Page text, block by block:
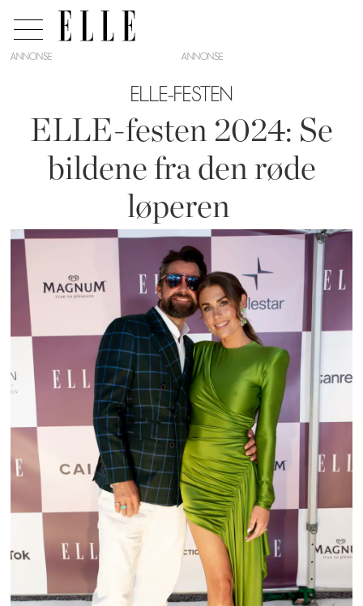
ANNONSE
ELLE-FESTEN
ELLE-festen 2024: Se
bildene fra den røde
løperen